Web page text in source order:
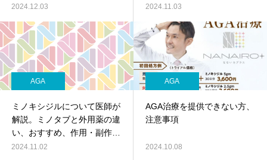
2024.12.03
等について
2024.11.03
AGA
ミノキシジルについて医師が
解説。ミノタブと外用薬の違
い、おすすめ、作用・副作用
について
2024.11.02
AGA
AGA治療を提供できない方、
注意事項
2024.10.08